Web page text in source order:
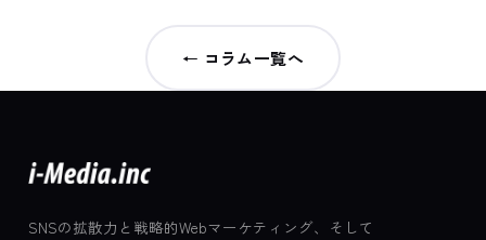
← コラム一覧へ
SNSの拡散力と戦略的Webマーケティング、そして